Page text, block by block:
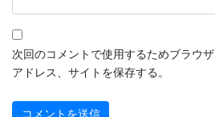
次回のコメントで使用するためブラウ
アドレス、サイトを保存する。